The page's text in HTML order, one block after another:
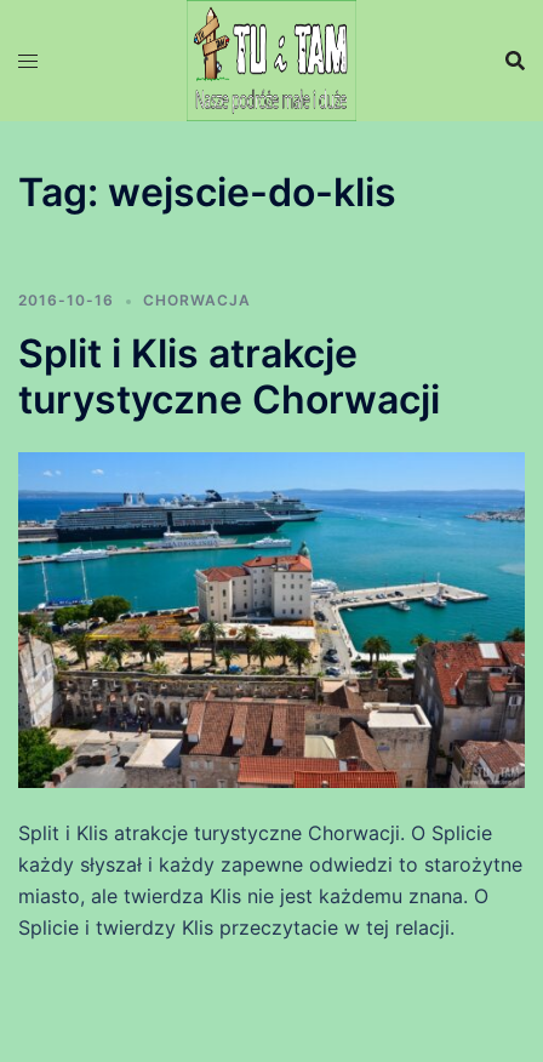
Tag: wejscie-do-klis
2016-10-16 CHORWACJA
Split i Klis atrakcje
turystyczne Chorwacji
Split i Klis atrakcje turystyczne Chorwacji. O Splicie
każdy słyszał i każdy zapewne odwiedzi to starożytne
miasto, ale twierdza Klis nie jest każdemu znana. O
Splicie i twierdzy Klis przeczytacie w tej relacji.